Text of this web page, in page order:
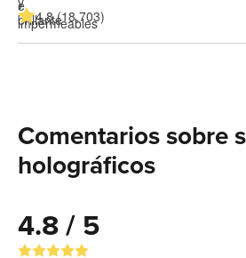
4.8 (18,703)
Comentarios sobre
holográficos
4.8 / 5